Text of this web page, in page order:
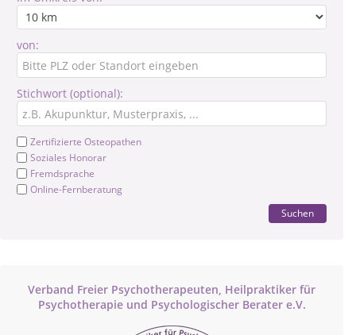
von:
Stichwort (optional):
Zertifizierte Osteopathen
Soziales Honorar
Fremdsprache
Online-Fernberatung
Suchen
Verband Freier Psychotherapeuten, Heilpraktiker für
Psychotherapie und Psychologischer Berater e.V.